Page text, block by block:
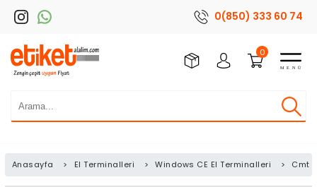
0(850) 333 60 74
0
Anasayfa > El Terminalleri > Windows CE El Terminalleri > Cmt